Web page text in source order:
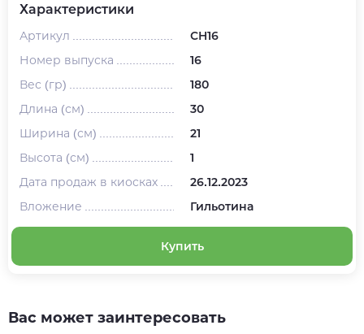
Характеристики
Артикул
CH16
Номер выпуска
16
Вес (гр)
180
Длина (см)
30
Ширина (см)
21
Высота (см)
1
Дата продаж в киосках
26.12.2023
Вложение
Гильотина
Купить
Вас может заинтересовать